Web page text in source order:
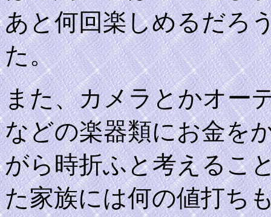
あと何回楽しめるだろ
た。
また、カメラとかオー
などの楽器類にお金を
がら時折ふと考えるこ
た家族には何の値打ち